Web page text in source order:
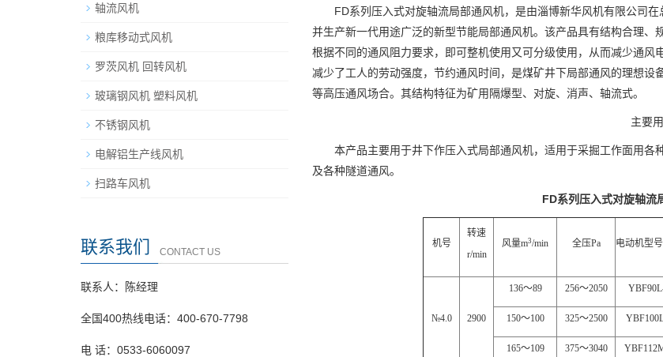
FD系列压入式对旋轴流局部通风机，是由淄博新华风机有限公司
并生产新一代用途广泛的新型节能局部通风机。该产品具有结构合理、
根据不同的通风阻力要求，即可整机使用又可分级使用，从而减少通风
减少了工人的劳动强度，节约通风时间，是煤矿井下局部通风的理想
等高压通风场合。其结构特征为矿用隔爆型、对旋、消声、轴流式。
主要
本产品主要用于井下作压入式局部通风机，适用于采掘工作面用
及各种隧道通风。
FD系列压入式对旋轴流
机号
转速
r/min
风量m3/min 全压Pa 电动机型号
№4.0 2900
136～89 256～2050
150～100 325～2500
165～109 375～3040
轴流风机
粮库移动式风机
罗茨风机 回转风机
玻璃钢风机 塑料风机
不锈钢风机
电解铝生产线风机
扫路车风机
联系我们 CONTACT US
联系人：陈经理
全国400热线电话：400-670-7798
电 话：0533-6060097